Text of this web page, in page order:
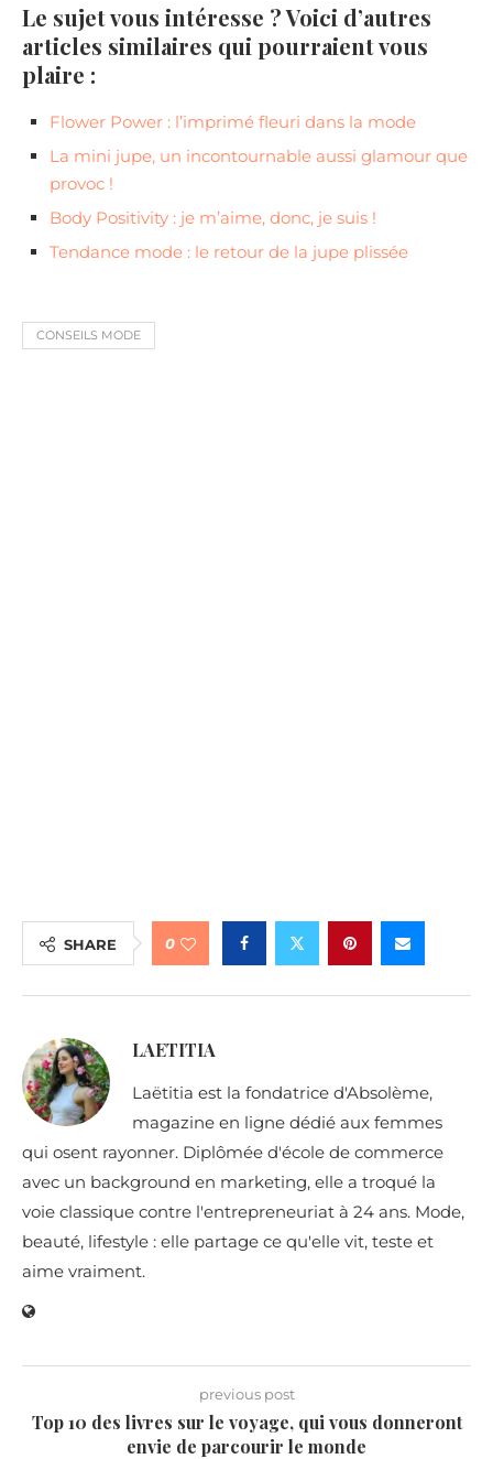
Le sujet vous intéresse ? Voici d’autres
articles similaires qui pourraient vous
plaire :
Flower Power : l’imprimé fleuri dans la mode
La mini jupe, un incontournable aussi glamour que
provoc !
Body Positivity : je m’aime, donc, je suis !
Tendance mode : le retour de la jupe plissée
CONSEILS MODE
SHARE 0
LAETITIA
Laëtitia est la fondatrice d'Absolème,
magazine en ligne dédié aux femmes
qui osent rayonner. Diplômée d'école de commerce
avec un background en marketing, elle a troqué la
voie classique contre l'entrepreneuriat à 24 ans. Mode,
beauté, lifestyle : elle partage ce qu'elle vit, teste et
aime vraiment.
previous post
Top 10 des livres sur le voyage, qui vous donneront
envie de parcourir le monde